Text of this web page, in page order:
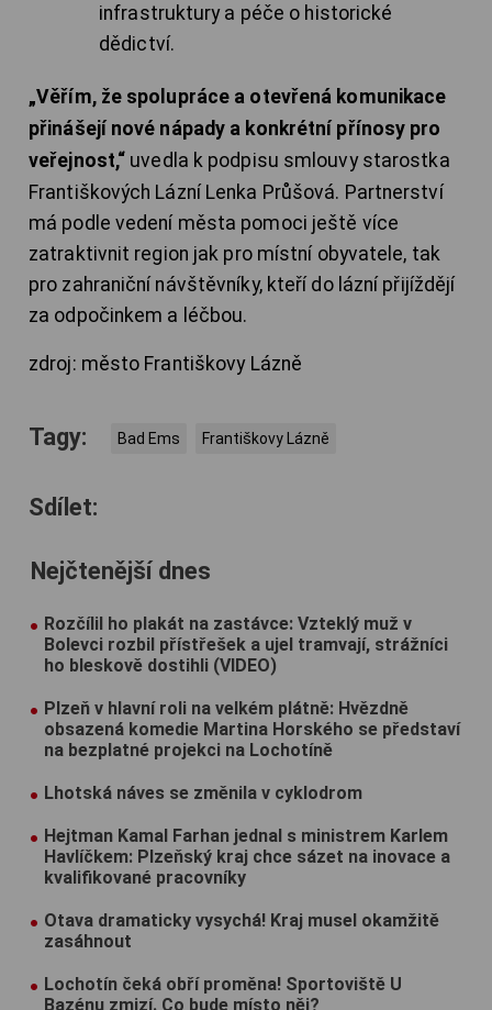
infrastruktury a péče o historické
dědictví.
„Věřím, že spolupráce a otevřená komunikace
přinášejí nové nápady a konkrétní přínosy pro
veřejnost,“ uvedla k podpisu smlouvy starostka
Františkových Lázní Lenka Průšová. Partnerství
má podle vedení města pomoci ještě více
zatraktivnit region jak pro místní obyvatele, tak
pro zahraniční návštěvníky, kteří do lázní přijíždějí
za odpočinkem a léčbou.
zdroj: město Františkovy Lázně
Tagy: Bad Ems Františkovy Lázně
Sdílet:
Nejčtenější dnes
Rozčílil ho plakát na zastávce: Vzteklý muž v
Bolevci rozbil přístřešek a ujel tramvají, strážníci
ho bleskově dostihli (VIDEO)
Plzeň v hlavní roli na velkém plátně: Hvězdně
obsazená komedie Martina Horského se představí
na bezplatné projekci na Lochotíně
Lhotská náves se změnila v cyklodrom
Hejtman Kamal Farhan jednal s ministrem Karlem
Havlíčkem: Plzeňský kraj chce sázet na inovace a
kvalifikované pracovníky
Otava dramaticky vysychá! Kraj musel okamžitě
zasáhnout
Lochotín čeká obří proměna! Sportoviště U
Bazénu zmizí. Co bude místo něj?